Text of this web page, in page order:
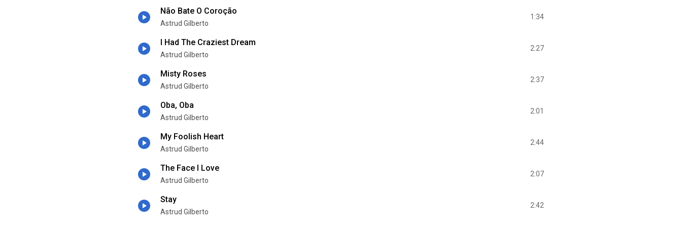
Não Bate O Coroção
Astrud Gilberto
1:34
I Had The Craziest Dream
Astrud Gilberto
2:27
Misty Roses
Astrud Gilberto
2:37
Oba, Oba
Astrud Gilberto
2:01
My Foolish Heart
Astrud Gilberto
2:44
The Face I Love
Astrud Gilberto
2:07
Stay
Astrud Gilberto
2:42